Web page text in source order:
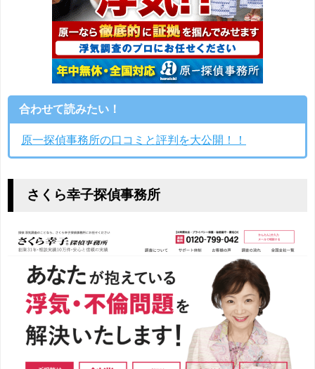
合わせて読みたい！
原一探偵事務所の口コミと評判を大公開！！
さくら幸子探偵事務所